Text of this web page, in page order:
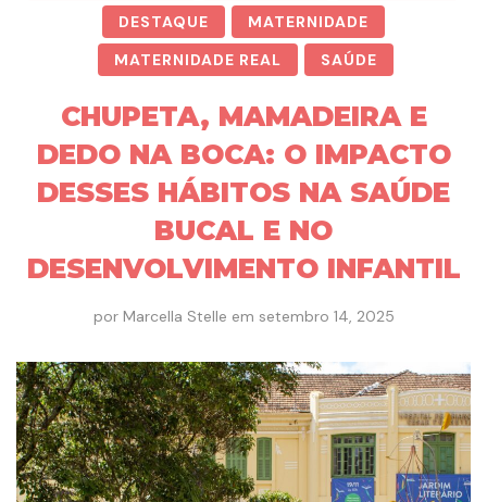
DESTAQUE
MATERNIDADE
MATERNIDADE REAL
SAÚDE
CHUPETA, MAMADEIRA E
DEDO NA BOCA: O IMPACTO
DESSES HÁBITOS NA SAÚDE
BUCAL E NO
DESENVOLVIMENTO INFANTIL
por Marcella Stelle em setembro 14, 2025